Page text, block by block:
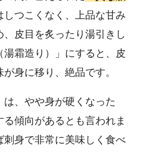
しつこくなく、上品な甘み
皮目を炙ったり湯引きし
湯霜造り）」にすると、皮
身に移り、絶品です。
、やや身が硬くなった
傾向があるとも言われま
身で非常に美味しく食べ